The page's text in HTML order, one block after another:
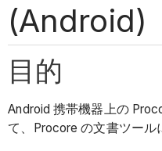
(Android)
目的
Android 携帯機器上の
て、Procore の文書ツール